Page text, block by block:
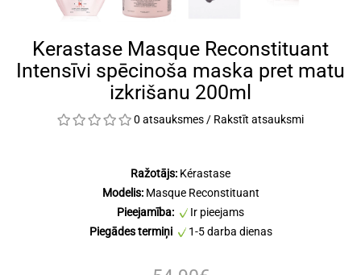
Kerastase Masque Reconstituant
Intensīvi spēcinoša maska pret matu
izkrišanu 200ml
0 atsauksmes / Rakstīt atsauksmi
Ražotājs: Kérastase
Modelis:Masque Reconstituant
Pieejamība:
Ir pieejams
Piegādes termiņi
1-5 darba dienas